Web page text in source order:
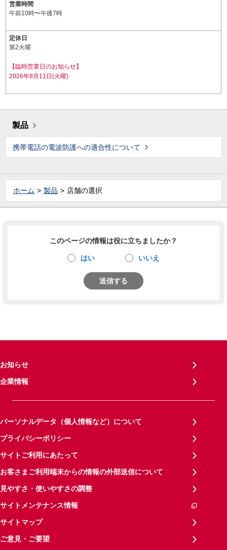
営業時間
午前10時〜午後7時
定休日
第2火曜
【臨時営業日のお知らせ】
2026年8月11日(火曜)
製品
携帯電話の電波防護への適合性について
ホーム 製品 店舗の選択
このページの情報は役に立ちましたか？
はい いいえ
送信する
お知らせ
企業情報
パーソナルデータ（個人情報など）について
プライバシーポリシー
サイトご利用にあたって
お客さまご利用端末からの情報の外部送信について
見やすさ・使いやすさの調整
サイトメンテナンス情報
サイトマップ
ご意見・ご要望